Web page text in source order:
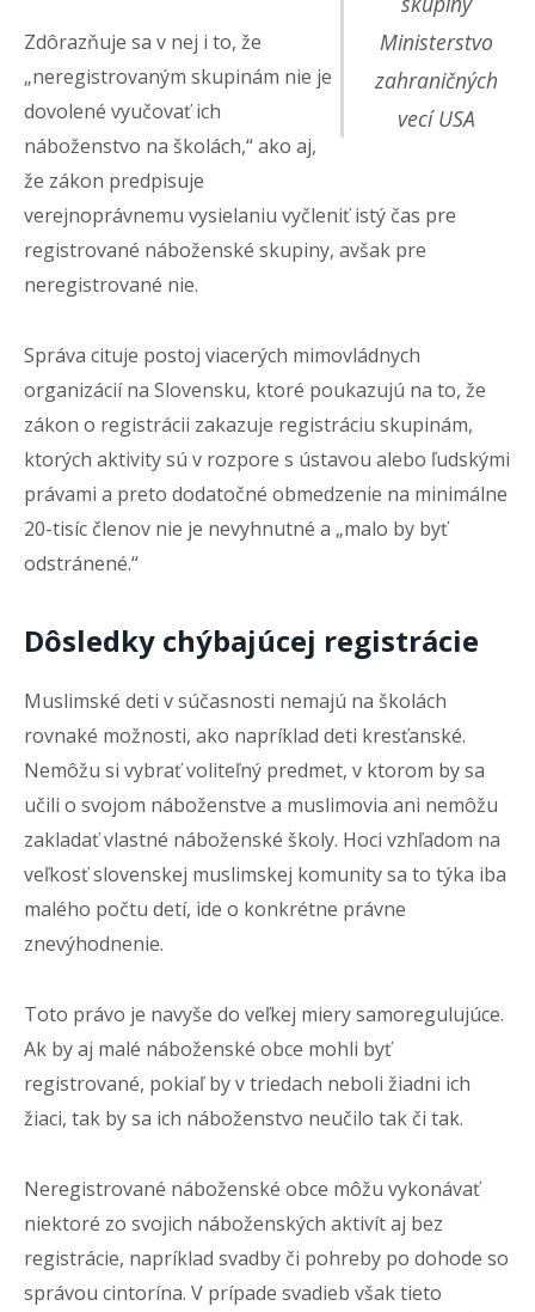
Ministerstvo
zahraničných
vecí USA
Zdôrazňuje sa v nej i to, že
„neregistrovaným skupinám nie je
dovolené vyučovať ich
náboženstvo na školách,“ ako aj,
že zákon predpisuje
verejnoprávnemu vysielaniu vyčleniť istý čas pre
registrované náboženské skupiny, avšak pre
neregistrované nie.
Správa cituje postoj viacerých mimovládnych
organizácií na Slovensku, ktoré poukazujú na to, že
zákon o registrácii zakazuje registráciu skupinám,
ktorých aktivity sú v rozpore s ústavou alebo ľudskými
právami a preto dodatočné obmedzenie na minimálne
20-tisíc členov nie je nevyhnutné a „malo by byť
odstránené.“
Dôsledky chýbajúcej registrácie
Muslimské deti v súčasnosti nemajú na školách
rovnaké možnosti, ako napríklad deti kresťanské.
Nemôžu si vybrať voliteľný predmet, v ktorom by sa
učili o svojom náboženstve a muslimovia ani nemôžu
zakladať vlastné náboženské školy. Hoci vzhľadom na
veľkosť slovenskej muslimskej komunity sa to týka iba
malého počtu detí, ide o konkrétne právne
znevýhodnenie.
Toto právo je navyše do veľkej miery samoregulujúce.
Ak by aj malé náboženské obce mohli byť
registrované, pokiaľ by v triedach neboli žiadni ich
žiaci, tak by sa ich náboženstvo neučilo tak či tak.
Neregistrované náboženské obce môžu vykonávať
niektoré zo svojich náboženských aktivít aj bez
registrácie, napríklad svadby či pohreby po dohode so
správou cintorína. V prípade svadieb však tieto